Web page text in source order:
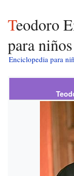
Teodoro Enrique Pino Miranda
para niños
Enciclopedia para